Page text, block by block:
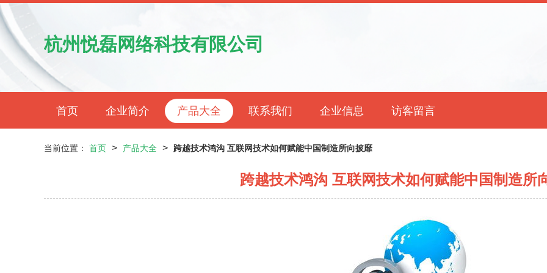
杭州悦磊网络科技有限公司
首页 企业简介 产品大全 联系我们 企业信息 访客留言
当前位置： 首页 > 产品大全 > 跨越技术鸿沟 互联网技术如何赋能中国制造所向披靡
跨越技术鸿沟 互联网技术如何赋能中国制造所